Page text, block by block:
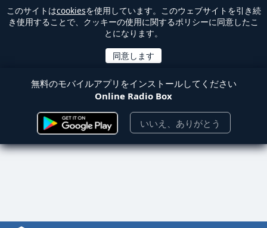
このサイトはcookiesを使用しています。このウェブサイトを引き続
き使用することで、クッキーの使用に関するポリシーに同意したこ
とになります。
無料のモバイルアプリをインストールしてください
Online Radio Box
いいえ、ありがとう